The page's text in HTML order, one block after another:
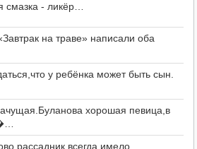
смазка - ликёр…
на траве» написали оба
у ребёнка может быть сын.
хорошая певица,в
рассадник всегда имело